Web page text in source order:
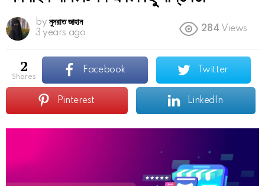
by নুসরাত জাহান
3 years ago
284 Views
2
shares
Facebook Twitter
Pinterest LinkedIn